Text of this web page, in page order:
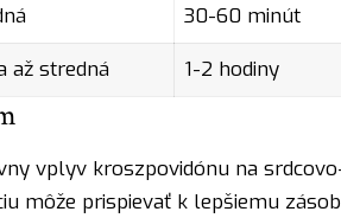
30-60 minút
až stredná 1-2 hodiny
vplyv kroszpovidónu na
môže prispievať k lepšiemu